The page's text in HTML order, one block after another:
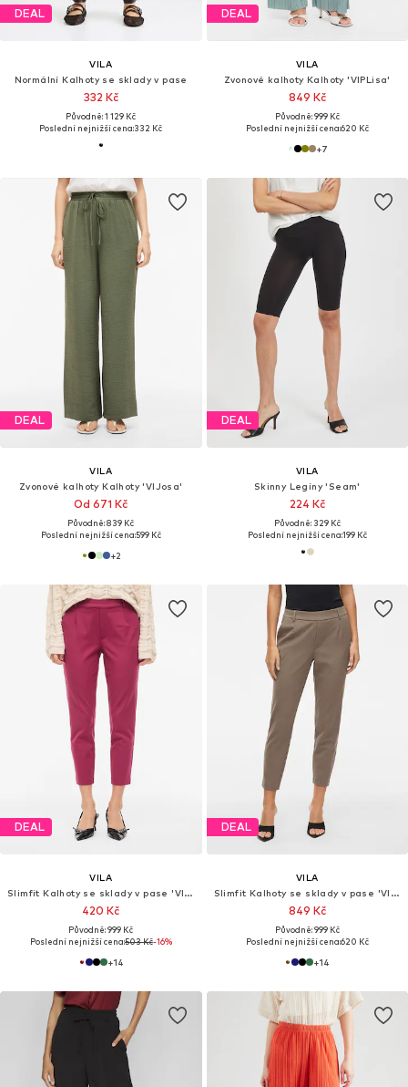
DEAL
VILA
Normální Kalhoty se sklady v pase
332 Kč
Původně: 1 129 Kč
Poslední nejnižší cena:332 Kč
DEAL
VILA
Zvonové kalhoty Kalhoty 'VIPLisa'
849 Kč
Původně: 999 Kč
Poslední nejnižší cena:620 Kč
+7
DEAL
VILA
Zvonové kalhoty Kalhoty 'VIJosa'
Od 671 Kč
Původně: 839 Kč
Poslední nejnižší cena:599 Kč
+2
DEAL
VILA
Skinny Legíny 'Seam'
224 Kč
Původně: 329 Kč
Poslední nejnižší cena:199 Kč
DEAL
VILA
Slimfit Kalhoty se sklady v pase 'VIVARONE'
420 Kč
Původně: 999 Kč
Poslední nejnižší cena:503 Kč-16%
+14
DEAL
VILA
Slimfit Kalhoty se sklady v pase 'VIVarone'
849 Kč
Původně: 999 Kč
Poslední nejnižší cena:620 Kč
+14